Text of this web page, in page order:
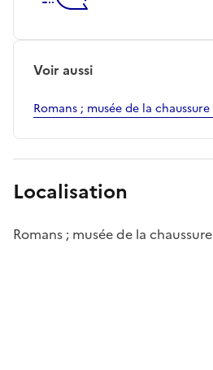
Voir aussi
Romans ; musée de la chaussure
Localisation
Romans ; musée de la chaussure